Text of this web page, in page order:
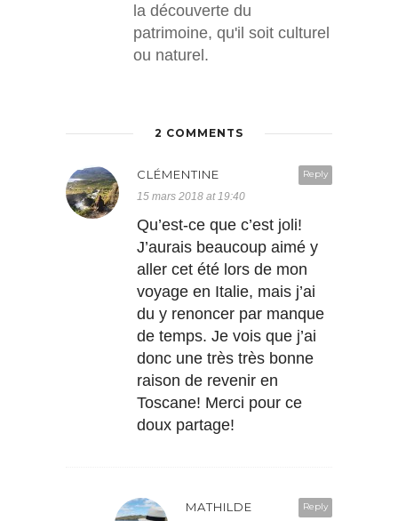
la découverte du
patrimoine, qu'il soit culturel
ou naturel.
2 COMMENTS
Reply
CLÉMENTINE
15 mars 2018 at 19:40
Qu’est-ce que c’est joli!
J’aurais beaucoup aimé y
aller cet été lors de mon
voyage en Italie, mais j’ai
du y renoncer par manque
de temps. Je vois que j’ai
donc une très très bonne
raison de revenir en
Toscane! Merci pour ce
doux partage!
Reply
MATHILDE